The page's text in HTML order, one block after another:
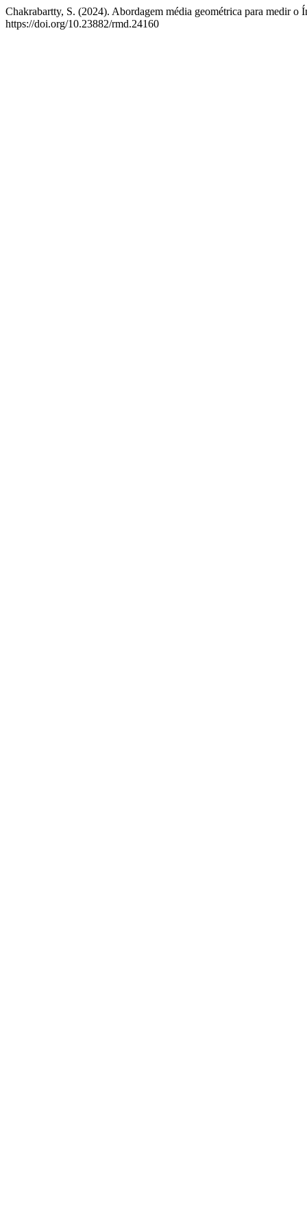
Chakrabartty, S. (2024). Abordagem média geométrica para medir o
https://doi.org/10.23882/rmd.24160